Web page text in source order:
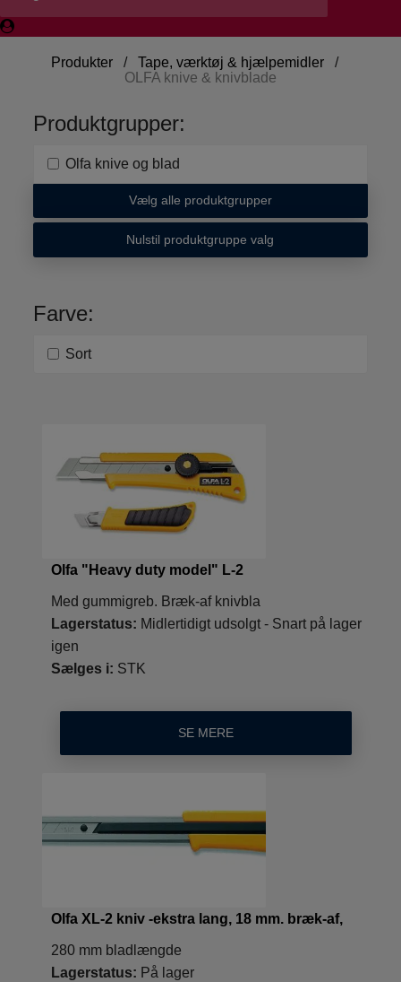
Produkter /Tape, værktøj & hjælpemidler /
OLFA knive & knivblade
Produktgrupper:
Olfa knive og blad
Vælg alle produktgrupper
Nulstil produktgruppe valg
Farve:
Sort
Olfa "Heavy duty model" L-2
Med gummigreb. Bræk-af knivbla
Lagerstatus: Midlertidigt udsolgt - Snart på lager
igen
Sælges i: STK
SE MERE
Olfa XL-2 kniv -ekstra lang, 18 mm. bræk-af,
280 mm bladlængde
Lagerstatus: På lager